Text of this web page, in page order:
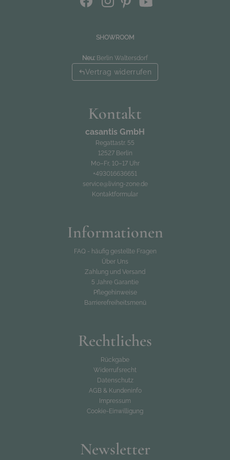
SHOWROOM
Neu: Berlin Waltersdorf
Vertrag widerrufen
Kontakt
casantis GmbH
Regattastr. 55
12527 Berlin
Mo–Fr, 10–17 Uhr
+493016636651
service@living-zone.de
Kontaktformular
Informationen
FAQ - häufig gestellte Fragen
Über Uns
Zahlung und Versand
5 Jahre Garantie
Pflegehinweise
Barrierefreiheitsmenü
Rechtliches
Rückgabe
Widerrufsrecht
Datenschutz
AGB & Kundeninfo
Impressum
Cookie-Einwilligung
Newsletter